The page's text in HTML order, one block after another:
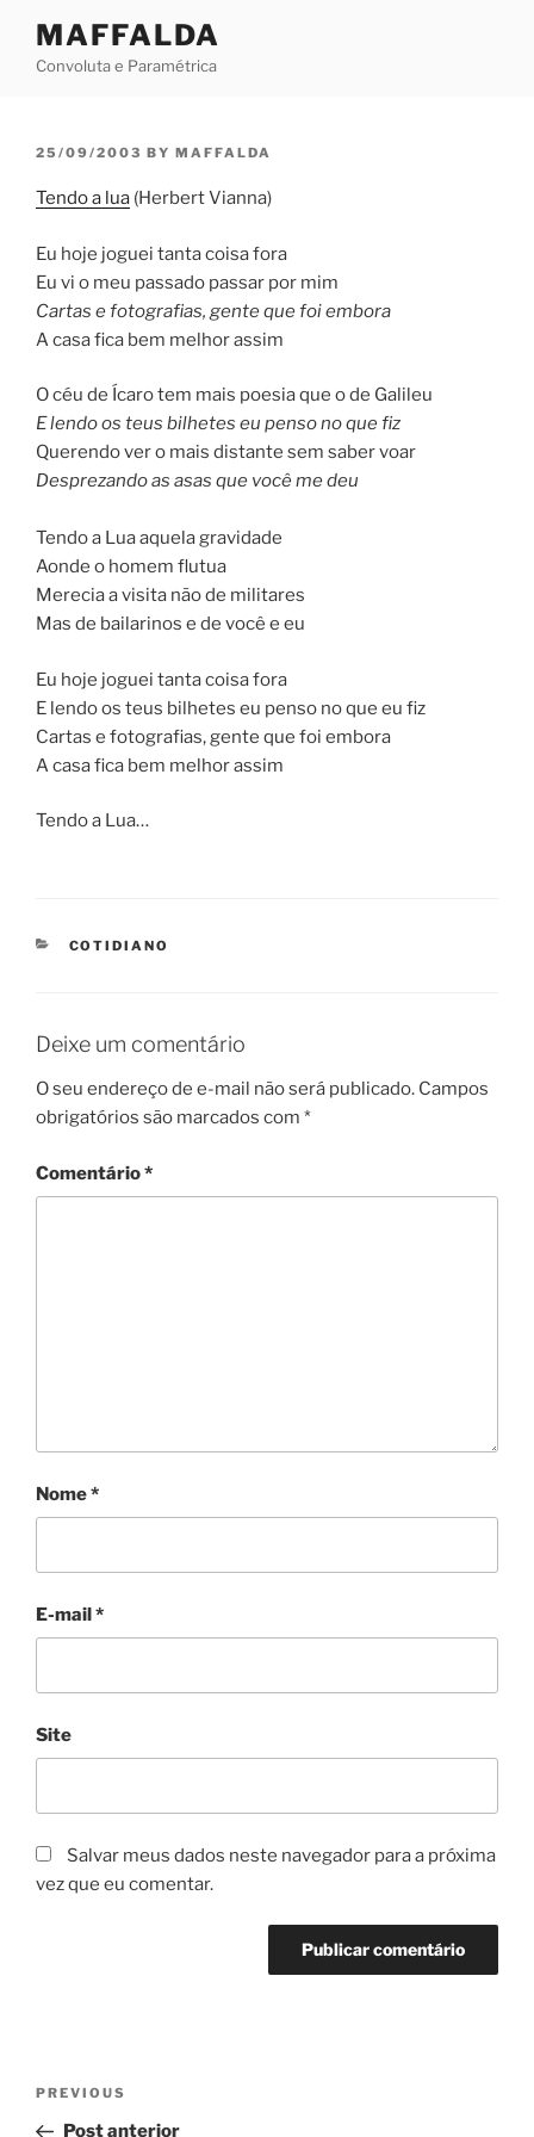
content
MAFFALDA
Convoluta e Paramétrica
POSTED
25/09/2003 BY MAFFALDA
Tendo a lua (Herbert Vianna)
Eu hoje joguei tanta coisa fora
Eu vi o meu passado passar por mim
Cartas e fotografias, gente que foi embora
A casa fica bem melhor assim
O céu de Ícaro tem mais poesia que o de Galileu
E lendo os teus bilhetes eu penso no que fiz
Querendo ver o mais distante sem saber voar
Desprezando as asas que você me deu
Tendo a Lua aquela gravidade
Aonde o homem flutua
Merecia a visita não de militares
Mas de bailarinos e de você e eu
Eu hoje joguei tanta coisa fora
E lendo os teus bilhetes eu penso no que eu fiz
Cartas e fotografias, gente que foi embora
A casa fica bem melhor assim
Tendo a Lua…
CATEGORIES
COTIDIANO
Deixe um comentário
O seu endereço de e-mail não será publicado. Campos
obrigatórios são marcados com *
Comentário*
Nome*
E-mail*
Site
Salvar meus dados neste navegador para a próxima
vez que eu comentar.
Navegação
Previous
Post
PREVIOUS
Post anterior